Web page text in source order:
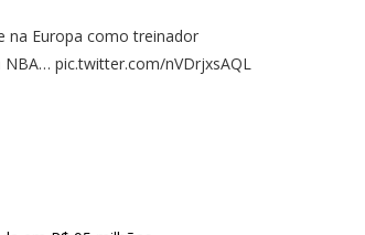
na Europa como treinador
NBA… pic.twitter.com/nVDrjxsAQL